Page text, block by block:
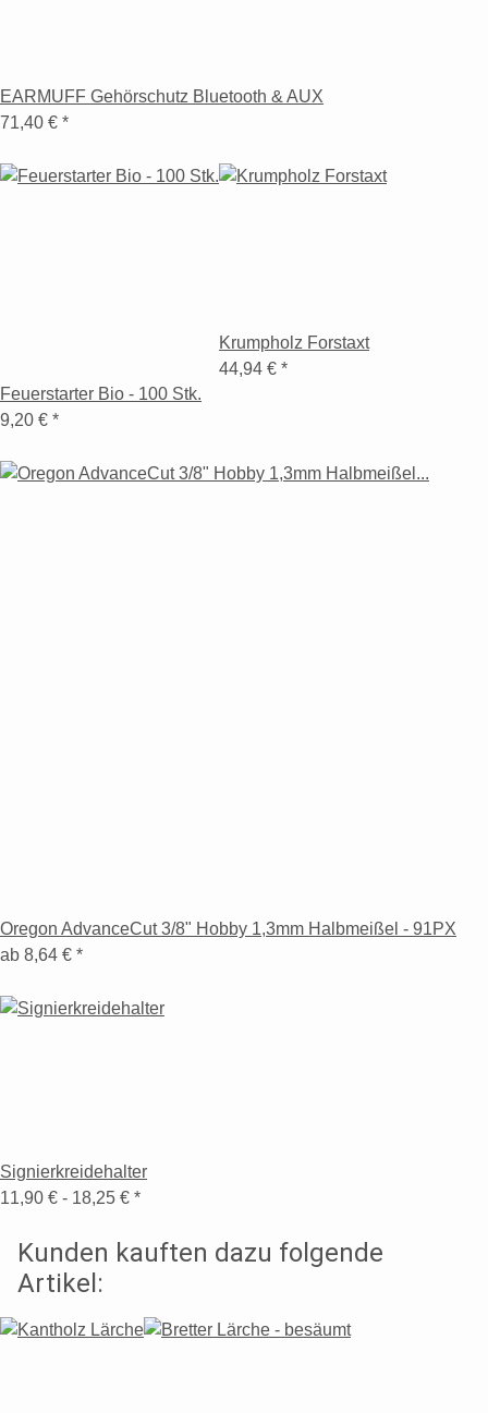
EARMUFF Gehörschutz Bluetooth & AUX
71,40 € *
Feuerstarter Bio - 100 Stk.
9,20 € *
Krumpholz Forstaxt
44,94 € *
Oregon AdvanceCut 3/8" Hobby 1,3mm Halbmeißel - 91PX
ab 8,64 € *
Signierkreidehalter
11,90 € - 18,25 € *
Kunden kauften dazu folgende
Artikel: